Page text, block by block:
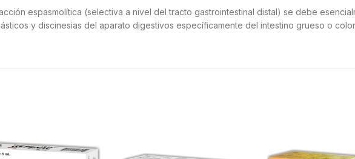
espasmolítica (selectiva a nivel del tracto gastrointestinal distal) se debe
y discinesias del aparato digestivos específicamente del intestino grueso o